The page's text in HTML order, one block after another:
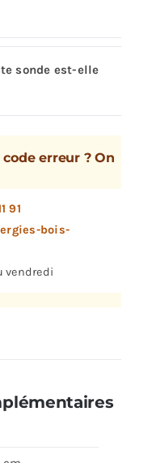
sonde est-elle
erreur ? On
91
bois-
vendredi